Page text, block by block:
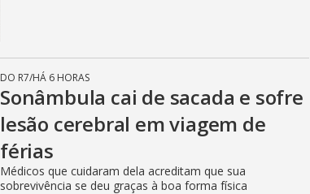
DO R7/HÁ 6 HORAS
Sonâmbula cai de sacada e sofre
lesão cerebral em viagem de
férias
Médicos que cuidaram dela acreditam que sua
sobrevivência se deu graças à boa forma física